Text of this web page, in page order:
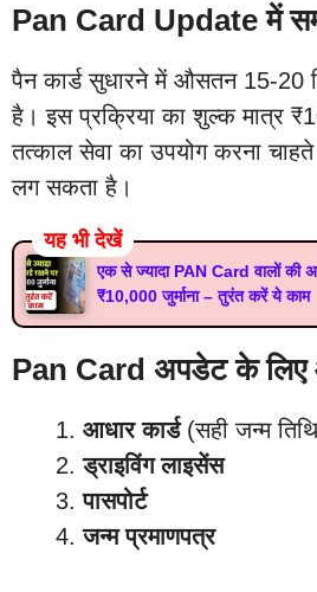
Pan Card Update में
पैन कार्ड सुधारने में औसतन 15-20
है। इस प्रक्रिया का शुल्क मात्र
तत्काल सेवा का उपयोग करना
लग सकता है।
यह भी देखें
एक से ज्यादा PAN Card वालों की
₹10,000 जुर्माना – तुरंत करें ये काम
Pan Card अपडेट के लिए
आधार कार्ड(सही जन्म
ड्राइविंग लाइसेंस
पासपोर्ट
जन्म प्रमाणपत्र